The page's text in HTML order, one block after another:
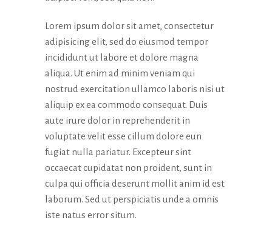
Lorem ipsum dolor sit amet, consectetur
adipisicing elit, sed do eiusmod tempor
incididunt ut labore et dolore magna
aliqua. Ut enim ad minim veniam qui
nostrud exercitation ullamco laboris nisi ut
aliquip ex ea commodo consequat. Duis
aute irure dolor in reprehenderit in
voluptate velit esse cillum dolore eun
fugiat nulla pariatur. Excepteur sint
occaecat cupidatat non proident, sunt in
culpa qui officia deserunt mollit anim id est
laborum. Sed ut perspiciatis unde a omnis
iste natus error situm.